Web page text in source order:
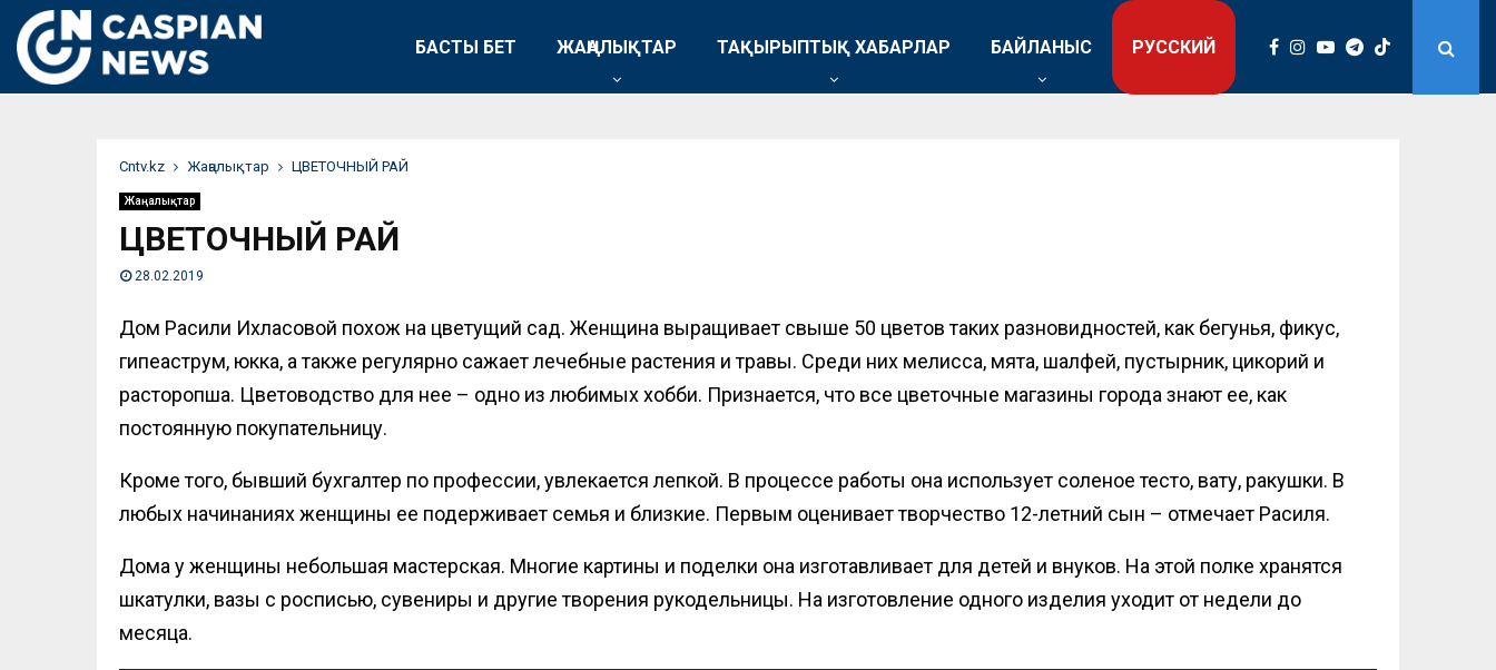
БАСТЫ БЕТ ЖАҢАЛЫҚТАР ТАҚЫРЫПТЫҚ ХАБАРЛАР БАЙЛАНЫС РУССКИЙ
Сntv.kz Жаңалықтар ЦВЕТОЧНЫЙ РАЙ
Жаңалықтар
ЦВЕТОЧНЫЙ РАЙ
28.02.2019
Дом Расили Ихласовой похож на цветущий сад. Женщина выращивает свыше 50 цветов таких разновидностей, как бегунья, фикус,
гипеаструм, юкка, а также регулярно сажает лечебные растения и травы. Среди них мелисса, мята, шалфей, пустырник, цикорий и
расторопша. Цветоводство для нее – одно из любимых хобби. Признается, что все цветочные магазины города знают ее, как
постоянную покупательницу.
Кроме того, бывший бухгалтер по профессии, увлекается лепкой. В процессе работы она использует соленое тесто, вату, ракушки. В
любых начинаниях женщины ее подерживает семья и близкие. Первым оценивает творчество 12-летний сын – отмечает Расиля.
Дома у женщины небольшая мастерская. Многие картины и поделки она изготавливает для детей и внуков. На этой полке хранятся
шкатулки, вазы с росписью, сувениры и другие творения рукодельницы. На изготовление одного изделия уходит от недели до
месяца.